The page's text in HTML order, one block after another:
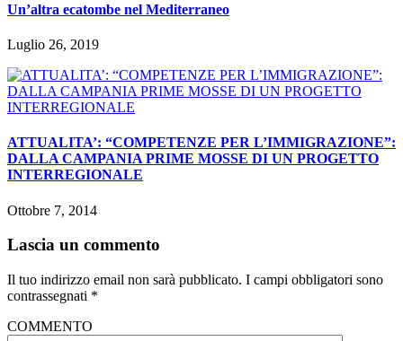
Un’altra ecatombe nel Mediterraneo
Luglio 26, 2019
ATTUALITA’: “COMPETENZE PER L’IMMIGRAZIONE”:
DALLA CAMPANIA PRIME MOSSE DI UN PROGETTO
INTERREGIONALE
Ottobre 7, 2014
Lascia un commento
Il tuo indirizzo email non sarà pubblicato. I campi obbligatori sono
contrassegnati *
COMMENTO